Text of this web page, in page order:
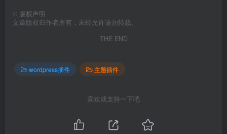
© 版权声明
文章版权归作者所有，未经允许请勿转载。
THE END
wordpress插件 主题插件
喜欢就支持一下吧